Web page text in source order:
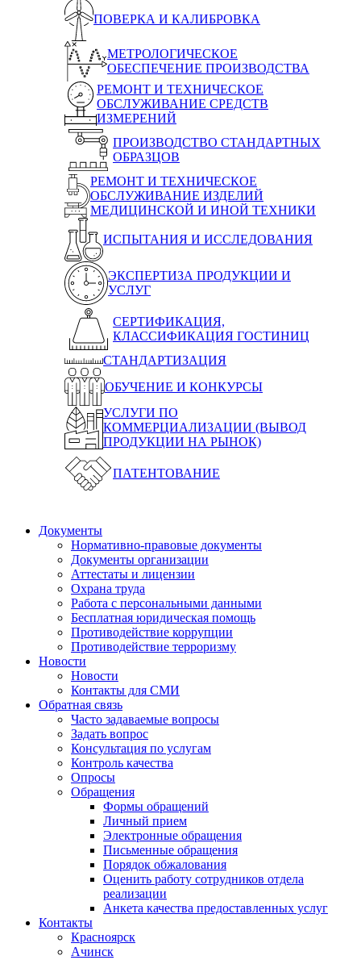
ПОВЕРКА И КАЛИБРОВКА
МЕТРОЛОГИЧЕСКОЕ
ОБЕСПЕЧЕНИЕ ПРОИЗВОДСТВА
РЕМОНТ И ТЕХНИЧЕСКОЕ
ОБСЛУЖИВАНИЕ СРЕДСТВ
ИЗМЕРЕНИЙ
ПРОИЗВОДСТВО СТАНДАРТНЫХ
ОБРАЗЦОВ
РЕМОНТ И ТЕХНИЧЕСКОЕ
ОБСЛУЖИВАНИЕ ИЗДЕЛИЙ
МЕДИЦИНСКОЙ И ИНОЙ ТЕХНИКИ
ИСПЫТАНИЯ И ИССЛЕДОВАНИЯ
ЭКСПЕРТИЗА ПРОДУКЦИИ И
УСЛУГ
СЕРТИФИКАЦИЯ,
КЛАССИФИКАЦИЯ ГОСТИНИЦ
СТАНДАРТИЗАЦИЯ
ОБУЧЕНИЕ И КОНКУРСЫ
УСЛУГИ ПО
КОММЕРЦИАЛИЗАЦИИ (ВЫВОД
ПРОДУКЦИИ НА РЫНОК)
ПАТЕНТОВАНИЕ
Документы
Нормативно-правовые документы
Документы организации
Аттестаты и лицензии
Охрана труда
Работа с персональными данными
Бесплатная юридическая помощь
Противодействие коррупции
Противодействие терроризму
Новости
Новости
Контакты для СМИ
Обратная связь
Часто задаваемые вопросы
Задать вопрос
Консультация по услугам
Контроль качества
Опросы
Обращения
Формы обращений
Личный прием
Электронные обращения
Письменные обращения
Порядок обжалования
Оценить работу сотрудников отдела
реализации
Анкета качества предоставленных услуг
Контакты
Красноярск
Ачинск